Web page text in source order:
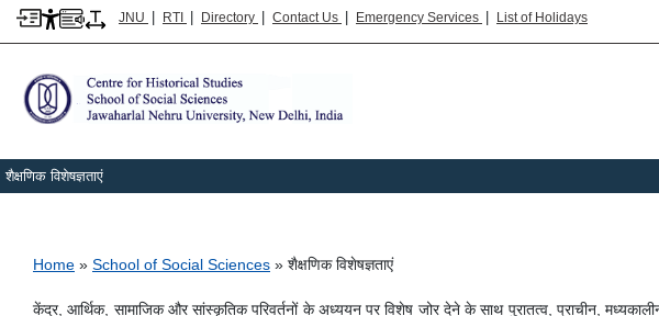
JNU | RTI | Directory | Contact Us | Emergency Services | List of Holidays
शैक्षणिक विशेषज्ञताएं
Breadcrumb
Home School of Social Sciences शैक्षणिक विशेषज्ञताएं
केंद्र, आर्थिक, सामाजिक और सांस्कृतिक परिवर्तनों के अध्ययन पर विशेष जोर देने के साथ पुरातत्व, प्राचीन,